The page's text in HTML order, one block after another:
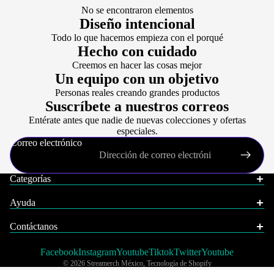
No se encontraron elementos
Diseño intencional
Todo lo que hacemos empieza con el porqué
Hecho con cuidado
Creemos en hacer las cosas mejor
Un equipo con un objetivo
Personas reales creando grandes productos
Suscríbete a nuestros correos
Entérate antes que nadie de nuevas colecciones y ofertas
especiales.
Correo electrónico
Categorías
Ayuda
Contáctanos
FacebookInstagramYoutubeTiktokTwitterYoutube
© 2026 Streamerch México, Tecnología de Shopify